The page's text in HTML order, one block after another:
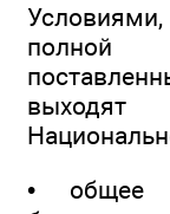
полной
выходят
• общее